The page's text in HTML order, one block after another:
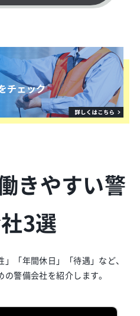
きやすい警
3選
「年間休日」「待遇」など、
警備会社を紹介します。